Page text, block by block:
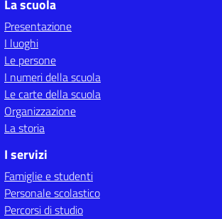
La scuola
Presentazione
I luoghi
Le persone
I numeri della scuola
Le carte della scuola
Organizzazione
La storia
I servizi
Famiglie e studenti
Personale scolastico
Percorsi di studio